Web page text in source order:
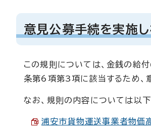
意見公募手続を実施
この規則については、金銭の給
条第6項第3項に該当するため、
なお、規則の内容については以
浦安市貨物運送事業者物価